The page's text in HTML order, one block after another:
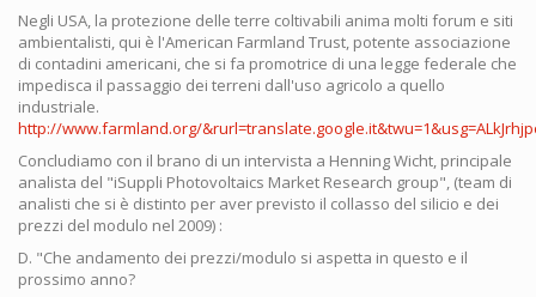
Negli USA, la protezione delle terre coltivabili anima molti forum e siti
ambientalisti, qui è l'American Farmland Trust, potente associazione
di contadini americani, che si fa promotrice di una legge federale che
impedisca il passaggio dei terreni dall'uso agricolo a quello
industriale.
http://www.farmland.org/
Concludiamo con il brano di un intervista a Henning Wicht, principale
analista del "iSuppli Photovoltaics Market Research group", (team di
analisti che si è distinto per aver previsto il collasso del silicio e dei
prezzi del modulo nel 2009) :
D. "Che andamento dei prezzi/modulo si aspetta in questo e il
prossimo anno?